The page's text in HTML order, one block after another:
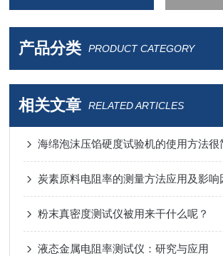
产品分类 PRODUCT CATEGORY
相关文章 RELATED ARTICLES
炭素原料电阻率的测量方法应用及影响
粉末真密度测试仪被用来干什么呢？
液态金属电阻率测试仪：研究与应用